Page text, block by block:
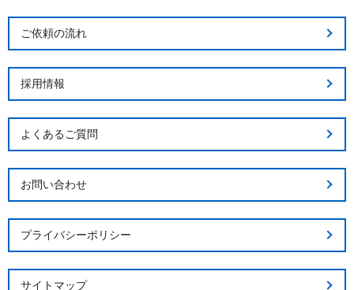
ご依頼の流れ
採用情報
よくあるご質問
お問い合わせ
プライバシーポリシー
サイトマップ